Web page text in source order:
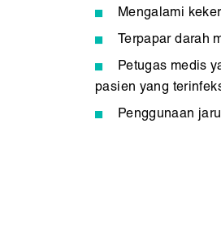
Mengalami
Terpapar darah
Petugas medis
pasien yang
Penggunaan